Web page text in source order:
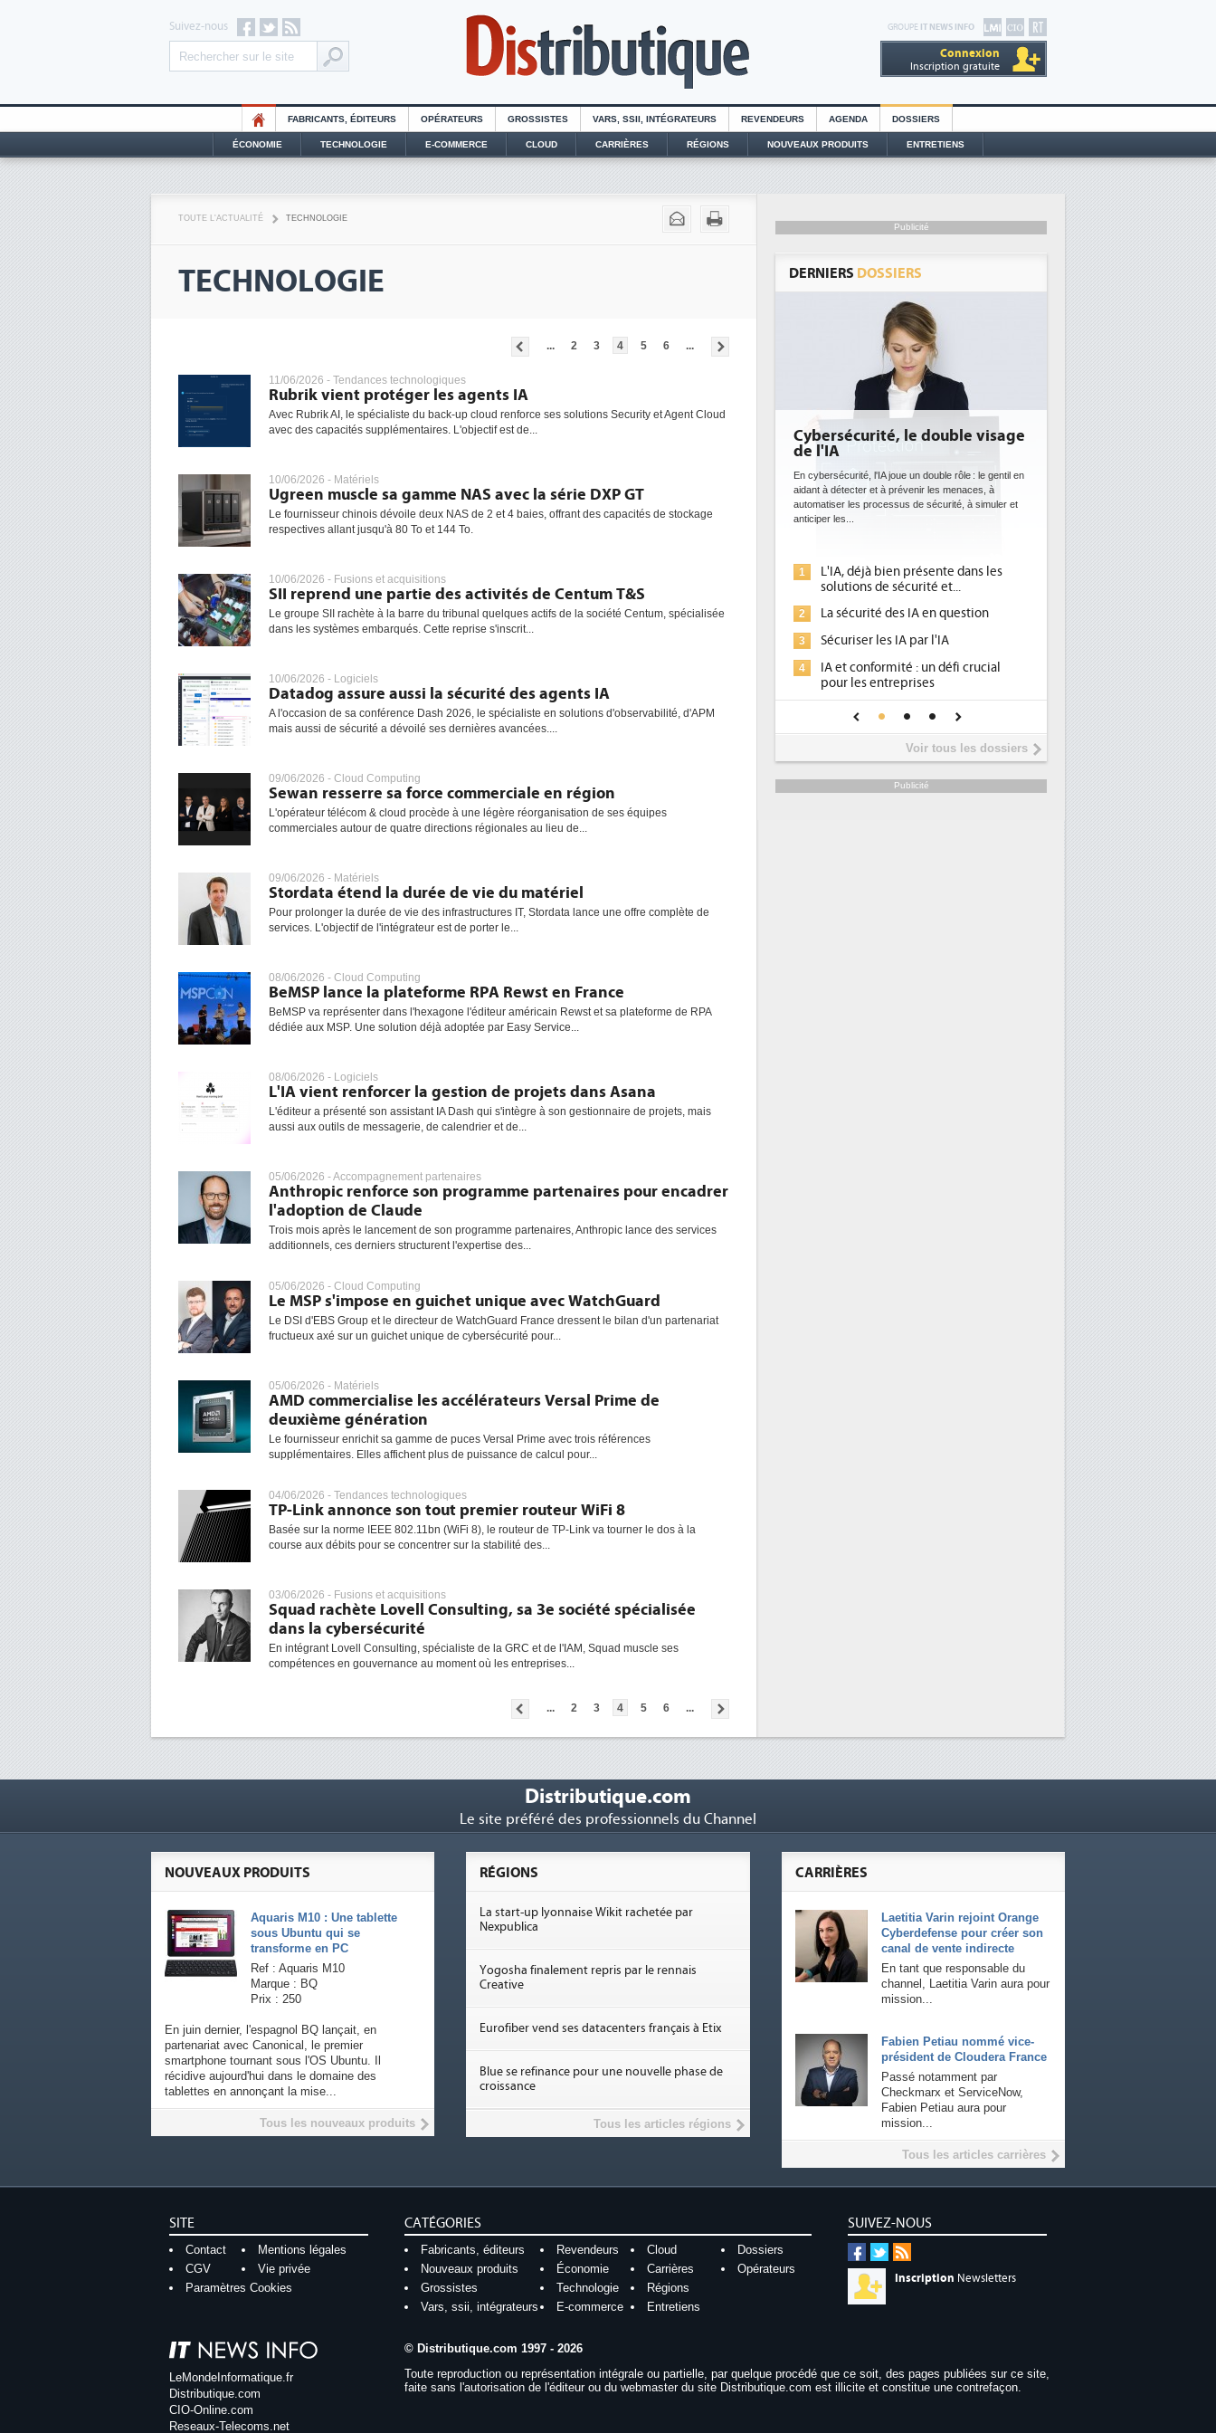
GROUPE IT NEWS INFO
Connexion
Inscription gratuite
Suivez-nous
FABRICANTS, ÉDITEURS OPÉRATEURS GROSSISTES VARS, SSII, INTÉGRATEURS REVENDEURS AGENDA DOSSIERS
ÉCONOMIE TECHNOLOGIE E-COMMERCE CLOUD CARRIÈRES RÉGIONS NOUVEAUX PRODUITS ENTRETIENS
TOUTE L'ACTUALITÉ TECHNOLOGIE
TECHNOLOGIE
... 2 3 4 5 6 ...
11/06/2026 - Tendances technologiques
Rubrik vient protéger les agents IA
Avec Rubrik AI, le spécialiste du back-up cloud renforce ses solutions Security et Agent Cloud
avec des capacités supplémentaires. L'objectif est de...
10/06/2026 - Matériels
Ugreen muscle sa gamme NAS avec la série DXP GT
Le fournisseur chinois dévoile deux NAS de 2 et 4 baies, offrant des capacités de stockage
respectives allant jusqu'à 80 To et 144 To.
10/06/2026 - Fusions et acquisitions
SII reprend une partie des activités de Centum T&S
Le groupe SII rachète à la barre du tribunal quelques actifs de la société Centum, spécialisée
dans les systèmes embarqués. Cette reprise s'inscrit...
10/06/2026 - Logiciels
Datadog assure aussi la sécurité des agents IA
A l'occasion de sa conférence Dash 2026, le spécialiste en solutions d'observabilité, d'APM
mais aussi de sécurité a dévoilé ses dernières avancées....
09/06/2026 - Cloud Computing
Sewan resserre sa force commerciale en région
L'opérateur télécom & cloud procède à une légère réorganisation de ses équipes
commerciales autour de quatre directions régionales au lieu de...
09/06/2026 - Matériels
Stordata étend la durée de vie du matériel
Pour prolonger la durée de vie des infrastructures IT, Stordata lance une offre complète de
services. L'objectif de l'intégrateur est de porter le...
08/06/2026 - Cloud Computing
BeMSP lance la plateforme RPA Rewst en France
BeMSP va représenter dans l'hexagone l'éditeur américain Rewst et sa plateforme de RPA
dédiée aux MSP. Une solution déjà adoptée par Easy Service...
08/06/2026 - Logiciels
L'IA vient renforcer la gestion de projets dans Asana
L'éditeur a présenté son assistant IA Dash qui s'intègre à son gestionnaire de projets, mais
aussi aux outils de messagerie, de calendrier et de...
05/06/2026 -Accompagnement partenaires
Anthropic renforce son programme partenaires pour encadrer
l'adoption de Claude
Trois mois après le lancement de son programme partenaires, Anthropic lance des services
additionnels, ces derniers structurent l'expertise des...
05/06/2026 - Cloud Computing
Le MSP s'impose en guichet unique avec WatchGuard
Le DSI d'EBS Group et le directeur de WatchGuard France dressent le bilan d'un partenariat
fructueux axé sur un guichet unique de cybersécurité pour...
05/06/2026 - Matériels
AMD commercialise les accélérateurs Versal Prime de
deuxième génération
Le fournisseur enrichit sa gamme de puces Versal Prime avec trois références
supplémentaires. Elles affichent plus de puissance de calcul pour...
04/06/2026 - Tendances technologiques
TP-Link annonce son tout premier routeur WiFi 8
Basée sur la norme IEEE 802.11bn (WiFi 8), le routeur de TP-Link va tourner le dos à la
course aux débits pour se concentrer sur la stabilité des...
03/06/2026 - Fusions et acquisitions
Squad rachète Lovell Consulting, sa 3e société spécialisée
dans la cybersécurité
En intégrant Lovell Consulting, spécialiste de la GRC et de l'IAM, Squad muscle ses
compétences en gouvernance au moment où les entreprises...
... 2 3 4 5 6 ...
Publicité
DERNIERS DOSSIERS
Cybersécurité, le double visage
de l'IA
En cybersécurité, l'IA joue un double rôle : le gentil en
aidant à détecter et à prévenir les menaces, à
automatiser les processus de sécurité, à simuler et
anticiper les...
1
L'IA, déjà bien présente dans les
solutions de sécurité et...
2 La sécurité des IA en question
3 Sécuriser les IA par l'IA
4
IA et conformité : un défi crucial
pour les entreprises
Une IA de confiance pour une IA
plus sûre ?
Voir tous les dossiers
Publicité
Distributique.com
Le site préféré des professionnels du Channel
CARRIÈRES
Laetitia Varin rejoint Orange
Cyberdefense pour créer son
canal de vente indirecte
En tant que responsable du
channel, Laetitia Varin aura pour
mission...
Fabien Petiau nommé vice-
président de Cloudera France
Passé notamment par
Checkmarx et ServiceNow,
Fabien Petiau aura pour
mission...
Tous les articles carrières
NOUVEAUX PRODUITS
Aquaris M10 : Une tablette
sous Ubuntu qui se
transforme en PC
Ref : Aquaris M10
Marque : BQ
Prix : 250
En juin dernier, l'espagnol BQ lançait, en
partenariat avec Canonical, le premier
smartphone tournant sous l'OS Ubuntu. Il
récidive aujourd'hui dans le domaine des
tablettes en annonçant la mise...
Tous les nouveaux produits
RÉGIONS
La start-up lyonnaise Wikit rachetée par
Nexpublica
Yogosha finalement repris par le rennais
Creative
Eurofiber vend ses datacenters français à Etix
Blue se refinance pour une nouvelle phase de
croissance
Tous les articles régions
SUIVEZ-NOUS
Inscription Newsletters
SITE
Contact
Mentions légales
CGV
Vie privée
Paramètres Cookies
CATÉGORIES
Fabricants, éditeurs Revendeurs Cloud
Dossiers
Nouveaux produits
Économie Carrières
Opérateurs
Grossistes
Technologie
Régions
Vars, ssii, intégrateurs
E-commerce Entretiens
LeMondeInformatique.fr
Distributique.com
CIO-Online.com
Reseaux-Telecoms.net
© Distributique.com 1997 - 2026
Toute reproduction ou représentation intégrale ou partielle, par quelque procédé que ce soit, des pages publiées sur ce site,
faite sans l'autorisation de l'éditeur ou du webmaster du site Distributique.com est illicite et constitue une contrefaçon.